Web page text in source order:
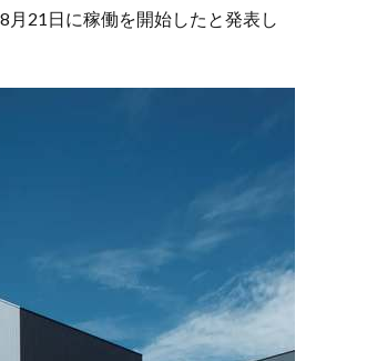
21日に稼働を開始したと発表し